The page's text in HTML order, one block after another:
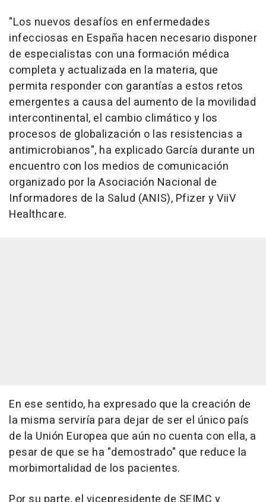
"Los nuevos desafíos en enfermedades
infecciosas en España hacen necesario disponer
de especialistas con una formación médica
completa y actualizada en la materia, que
permita responder con garantías a estos retos
emergentes a causa del aumento de la movilidad
intercontinental, el cambio climático y los
procesos de globalización o las resistencias a
antimicrobianos", ha explicado García durante un
encuentro con los medios de comunicación
organizado por la Asociación Nacional de
Informadores de la Salud (ANIS), Pfizer y ViiV
Healthcare.
En ese sentido, ha expresado que la creación de
la misma serviría para dejar de ser el único país
de la Unión Europea que aún no cuenta con ella, a
pesar de que se ha "demostrado" que reduce la
morbimortalidad de los pacientes.